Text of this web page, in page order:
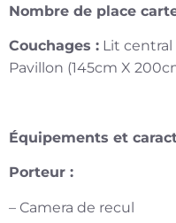
Nombre de place
Couchages : Lit central
Pavillon (145cm X
Équipements et
Porteur :
– Camera de recul